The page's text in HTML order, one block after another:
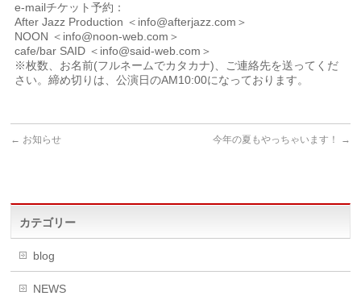
e-mailチケット予約：
After Jazz Production ＜info@afterjazz.com＞
NOON ＜info@noon-web.com＞
cafe/bar SAID ＜info@said-web.com＞
※枚数、お名前(フルネームでカタカナ)、ご連絡先を送ってくだ
さい。締め切りは、公演日のAM10:00になっております。
← お知らせ 今年の夏もやっちゃいます！ →
カテゴリー
blog
NEWS